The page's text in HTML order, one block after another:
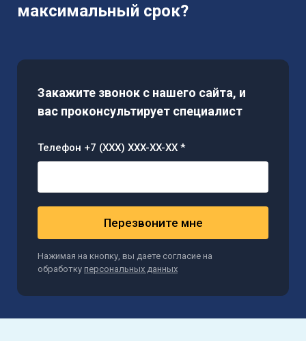
максимальный срок?
Закажите звонок с нашего сайта, и
вас проконсультирует специалист
Телефон +7 (XXX) XXX-XX-XX *
Перезвоните мне
Нажимая на кнопку, вы даете согласие на
обработку персональных данных